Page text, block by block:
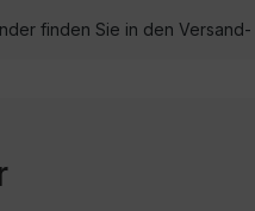
finden Sie in den